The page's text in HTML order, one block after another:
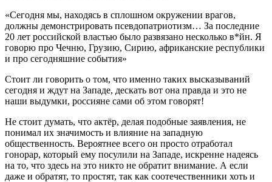
«Сегодня мы, находясь в сплошном окружении врагов,
должны демонстрировать псевдопатриотизм… За последние
20 лет российской властью было развязано несколько в*йн. Я
говорю про Чечню, Грузию, Сирию, африканские республики
и про сегодняшние события»
Стоит ли говорить о том, что именно таких высказываний
сегодня и ждут на Западе, дескать вот она правда и это не
наши выдумки, россияне сами об этом говорят!
Не стоит думать, что актёр, делая подобные заявления, не
понимал их значимость и влияние на западную
общественность. Вероятнее всего он просто отработал
гонорар, который ему посулили на Западе, искренне надеясь
на то, что здесь на это никто не обратит внимание. А если
даже и обратят, то простят, так как соотечественники хоть и